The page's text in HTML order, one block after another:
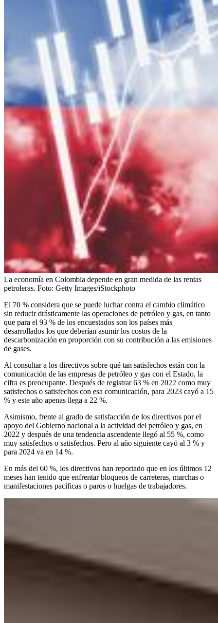
La economía en Colombia depende en gran medida de las rentas
petroleras. Foto: Getty Images/iStockphoto
El 70 % considera que se puede luchar contra el cambio climático
sin reducir drásticamente las operaciones de petróleo y gas, en tanto
que para el 93 % de los encuestados son los países más
desarrollados los que deberían asumir los costos de la
descarbonización en proporción con su contribución a las emisiones
de gases.
Al consultar a los directivos sobre qué tan satisfechos están con la
comunicación de las empresas de petróleo y gas con el Estado, la
cifra es preocupante. Después de registrar 63 % en 2022 como muy
satisfechos o satisfechos con esa comunicación, para 2023 cayó a 15
% y este año apenas llega a 22 %.
Asimismo, frente al grado de satisfacción de los directivos por el
apoyo del Gobierno nacional a la actividad del petróleo y gas, en
2022 y después de una tendencia ascendente llegó al 55 %, como
muy satisfechos o satisfechos. Pero al año siguiente cayó al 3 % y
para 2024 va en 14 %.
En más del 60 %, los directivos han reportado que en los últimos 12
meses han tenido que enfrentar bloqueos de carreteras, marchas o
manifestaciones pacíficas o paros o huelgas de trabajadores.